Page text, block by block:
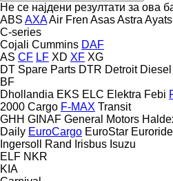
Не се најдени резултати за ова
ABS AXAAir Fren AsasAstra Ayats
C-series
Cojali Cummins DAF
AS CF LF XD XF XG
DT Spare Parts DTR Detroit Diesel
BF
Dhollandia EKS ELC Elektra Febi
2000 Cargo F-MAX Transit
GHH GINAF General Motors
Daily EuroCargo EuroStar
Ingersoll Rand
Irisbus Isuzu
ELF NKR
KIA